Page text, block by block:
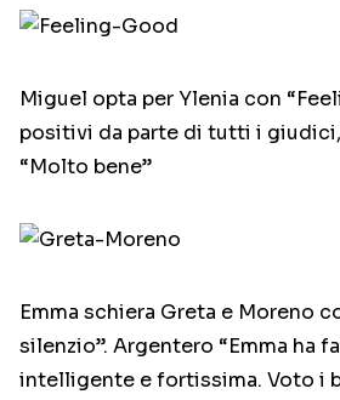
Miguel opta per Ylenia con
positivi da parte di tutti i giudici,
“Molto bene”
Emma schiera Greta e Moreno
silenzio”. Argentero “Emma ha
intelligente e fortissima. Voto i